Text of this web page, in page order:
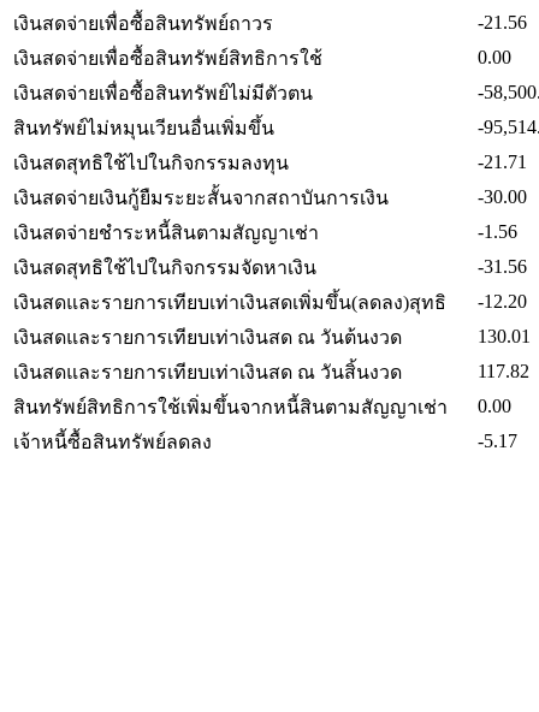
เงินสดจ่ายเพื่อซื้อสินทรัพย์ถาวร
-21.56
เงินสดจ่ายเพื่อซื้อสินทรัพย์สิทธิการใช้
0.00
เงินสดจ่ายเพื่อซื้อสินทรัพย์ไม่มีตัวตน
-
สินทรัพย์ไม่หมุนเวียนอื่นเพิ่มขึ้น
-
เงินสดสุทธิใช้ไปในกิจกรรมลงทุน
-21.71
เงินสดจ่ายเงินกู้ยืมระยะสั้นจากสถาบันการเงิน
-30.00
เงินสดจ่ายชำระหนี้สินตามสัญญาเช่า
-1.56
เงินสดสุทธิใช้ไปในกิจกรรมจัดหาเงิน
-31.56
เงินสดและรายการเทียบเท่าเงินสดเพิ่มขึ้น(ลดลง)สุทธิ
-12.20
เงินสดและรายการเทียบเท่าเงินสด ณ วันต้นงวด
130.01
เงินสดและรายการเทียบเท่าเงินสด ณ วันสิ้นงวด
117.82
สินทรัพย์สิทธิการใช้เพิ่มขึ้นจากหนี้สินตามสัญญาเช่า
0.00
เจ้าหนี้ซื้อสินทรัพย์ลดลง
-5.17